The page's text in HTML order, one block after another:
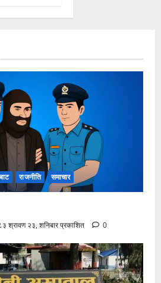
राजनीति समाचार
श्रावण २३, शनिबार प्रकाशित 0